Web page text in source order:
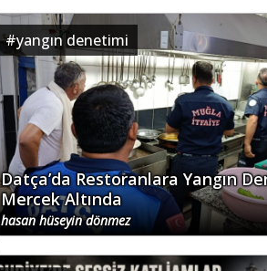
#yangın denetimi
Datça’da Restoranlara Yangın
Mercek Altında
hasan hüseyin dönmez